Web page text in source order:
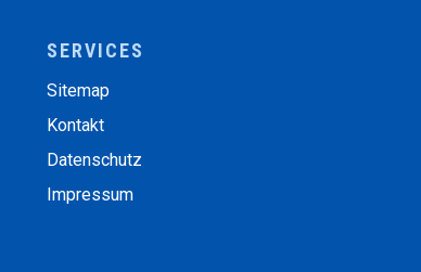
SERVICES
Sitemap
Kontakt
Datenschutz
Impressum